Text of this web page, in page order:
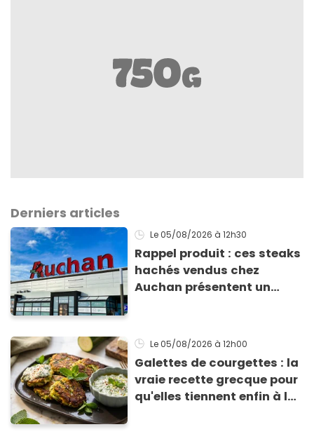
Derniers articles
Le 05/08/2026 à 12h30
Rappel produit : ces steaks
hachés vendus chez
Auchan présentent un
Le 05/08/2026 à 12h00
Galettes de courgettes : la
vraie recette grecque pour
qu'elles tiennent enfin à la